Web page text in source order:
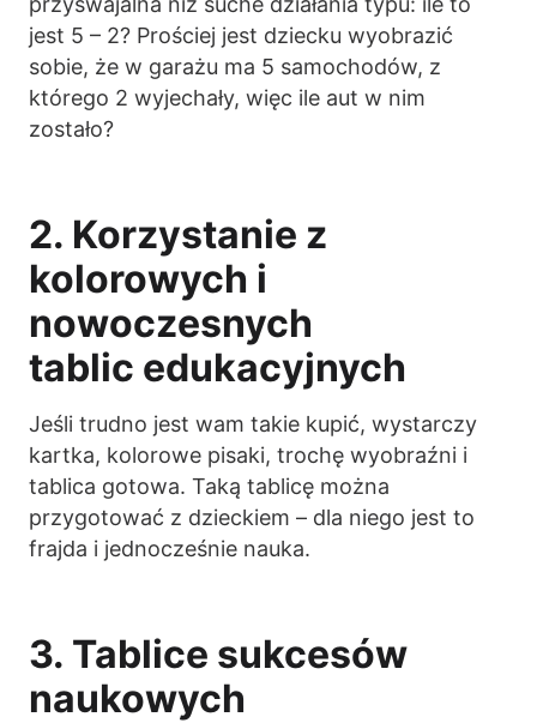
jest 5 – 2? Prościej jest dziecku wyobrazić
sobie, że w garażu ma 5 samochodów, z
którego 2 wyjechały, więc ile aut w nim
zostało?
2. Korzystanie z
kolorowych i
nowoczesnych
tablic edukacyjnych
Jeśli trudno jest wam takie kupić, wystarczy
kartka, kolorowe pisaki, trochę wyobraźni i
tablica gotowa. Taką tablicę można
przygotować z dzieckiem – dla niego jest to
frajda i jednocześnie nauka.
3. Tablice sukcesów
naukowych